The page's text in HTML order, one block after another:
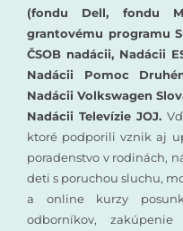
(fondu Dell, fondu
grantovému programu
ČSOB nadácii, Nadácii
Nadácii Pomoc
Nadácii Volkswagen
Nadácii Televízie JOJ.
ktoré podporili vznik aj
poradenstvo v rodinách,
deti s poruchou sluchu,
a online kurzy
odborníkov,